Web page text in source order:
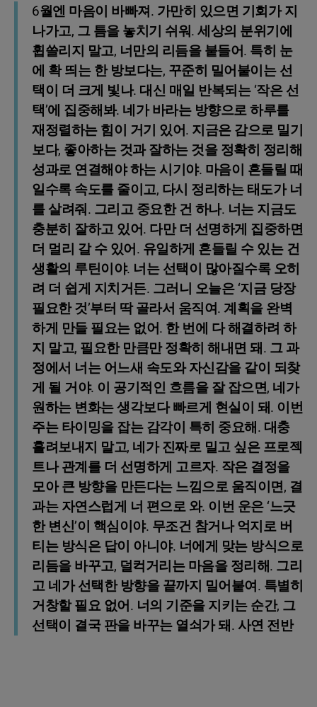
6월엔 마음이 바빠져. 가만히 있으면 기회가 지
나가고, 그 틈을 놓치기 쉬워. 세상의 분위기에
휩쓸리지 말고, 너만의 리듬을 붙들어. 특히 눈
에 확 띄는 한 방보다는, 꾸준히 밀어붙이는 선
택이 더 크게 빛나. 대신 매일 반복되는 ‘작은 선
택’에 집중해봐. 네가 바라는 방향으로 하루를
재정렬하는 힘이 거기 있어. 지금은 감으로 밀기
보다, 좋아하는 것과 잘하는 것을 정확히 정리해
성과로 연결해야 하는 시기야. 마음이 흔들릴 때
일수록 속도를 줄이고, 다시 정리하는 태도가 너
를 살려줘. 그리고 중요한 건 하나. 너는 지금도
충분히 잘하고 있어. 다만 더 선명하게 집중하면
더 멀리 갈 수 있어. 유일하게 흔들릴 수 있는 건
생활의 루틴이야. 너는 선택이 많아질수록 오히
려 더 쉽게 지치거든. 그러니 오늘은 ‘지금 당장
필요한 것’부터 딱 골라서 움직여. 계획을 완벽
하게 만들 필요는 없어. 한 번에 다 해결하려 하
지 말고, 필요한 만큼만 정확히 해내면 돼. 그 과
정에서 너는 어느새 속도와 자신감을 같이 되찾
게 될 거야. 이 공기적인 흐름을 잘 잡으면, 네가
원하는 변화는 생각보다 빠르게 현실이 돼. 이번
주는 타이밍을 잡는 감각이 특히 중요해. 대충
흘려보내지 말고, 네가 진짜로 밀고 싶은 프로젝
트나 관계를 더 선명하게 고르자. 작은 결정을
모아 큰 방향을 만든다는 느낌으로 움직이면, 결
과는 자연스럽게 너 편으로 와. 이번 운은 ‘느긋
한 변신’이 핵심이야. 무조건 참거나 억지로 버
티는 방식은 답이 아니야. 너에게 맞는 방식으로
리듬을 바꾸고, 덜컥거리는 마음을 정리해. 그리
고 네가 선택한 방향을 끝까지 밀어붙여. 특별히
거창할 필요 없어. 너의 기준을 지키는 순간, 그
선택이 결국 판을 바꾸는 열쇠가 돼. 사연 전반